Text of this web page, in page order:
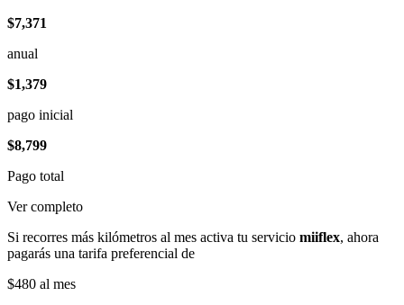
$7,371
anual
$1,379
pago inicial
$8,799
Pago total
Ver completo
Si recorres más kilómetros al mes activa tu servicio miiflex, ahora
pagarás una tarifa preferencial de
$480 al mes